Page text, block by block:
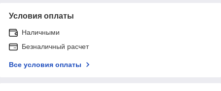
Условия оплаты
Наличными
Безналичный расчет
Все условия оплаты